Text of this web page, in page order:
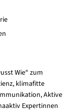
Wie“ zum
klimafitte
Aktive
Expertinnen